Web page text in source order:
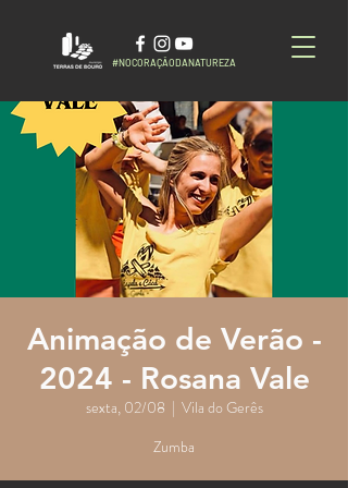
#NOCORAÇÃODANATUREZA
Animação de Verão -
2024 - Rosana Vale
sexta, 02/08
  |
Vila do Gerês
Zumba